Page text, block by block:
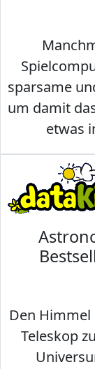
sparsame
um damit
etwas
Den
Teleskop